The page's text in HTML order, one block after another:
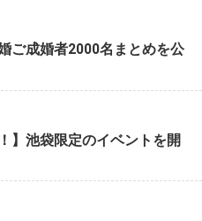
ご成婚者2000名まとめを公
】池袋限定のイベントを開